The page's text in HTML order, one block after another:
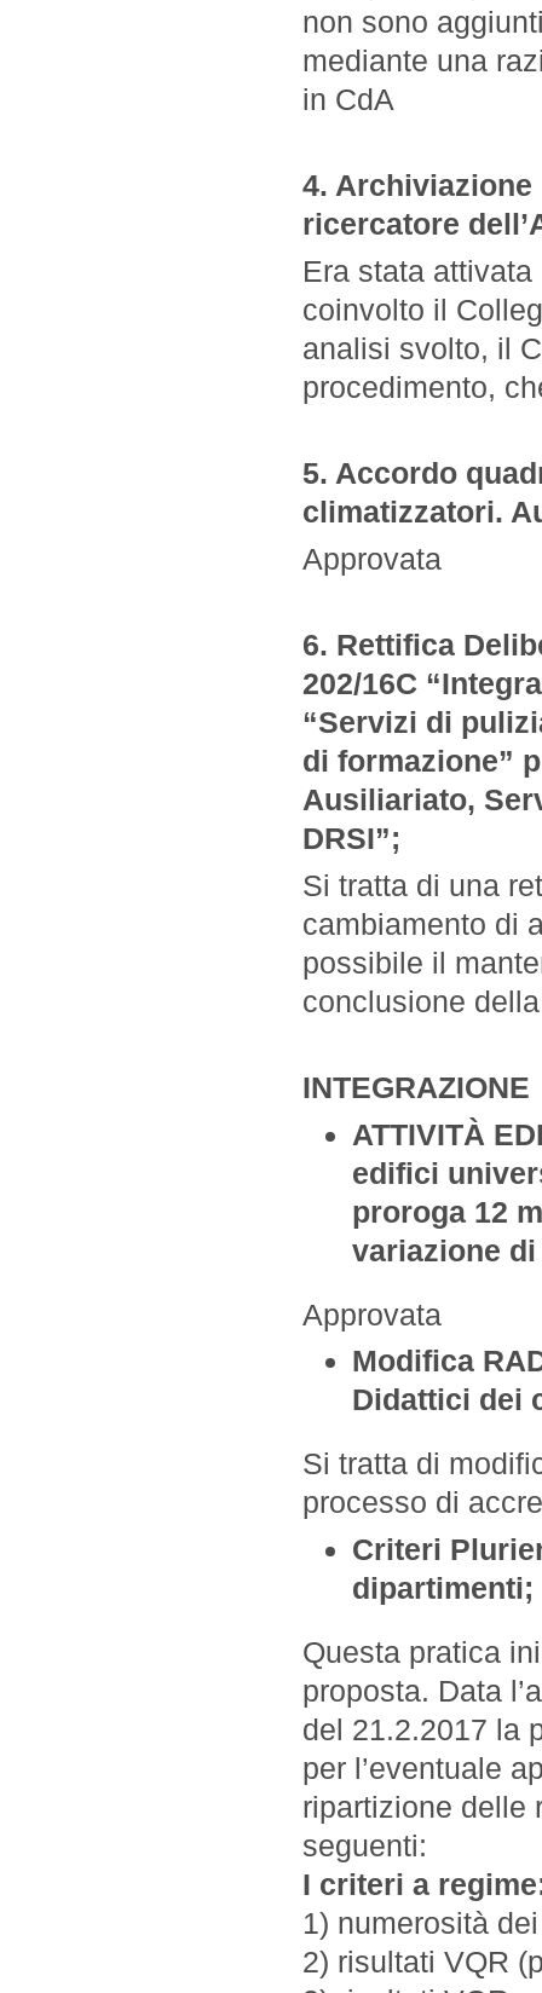
non sono
mediante una
in CdA
4.
ricercatore
Era stata
coinvolto il
analisi svolto, il
procedimento,
5. Accordo
climatizzatori.
Approvata
6. Rettifica
202/16C
“Servizi di
di formazione”
Ausiliariato,
DRSI”;
Si tratta di una
cambiamento di
possibile il
conclusione
INTEGRAZIONE
ATTIVITÀ
edifici
proroga 12
variazione
Approvata
Modifica
Didattici dei
Si tratta di
processo di
Criteri
dipartimenti;
Questa pratica
proposta. Data
del 21.2.2017 la
per l’eventuale
ripartizione delle
seguenti:
I criteri a
1) numerosità
2) risultati VQR